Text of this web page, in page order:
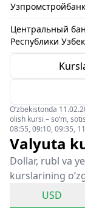
Центральный
Республики
O‘zbekistonda
olish kursi – so‘m,
08:55, 09:10, 09:35,
Valyuta
Dollar, rubl va
kurslarining
USD